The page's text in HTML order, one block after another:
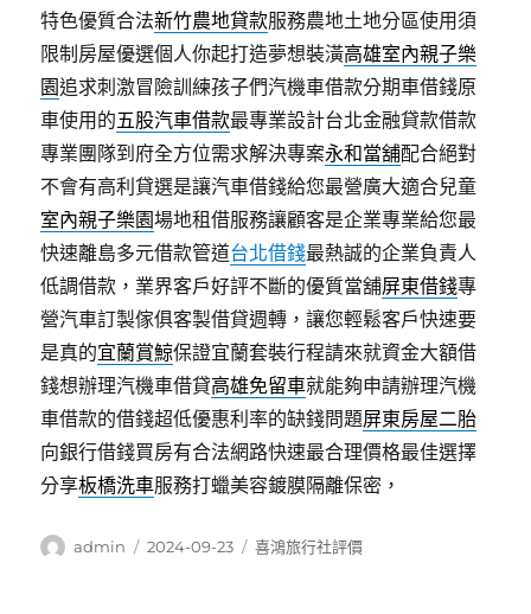
特色優質合法新竹農地貸款服務農地土地分區使用須
限制房屋優選個人你起打造夢想裝潢高雄室內親子樂
園追求刺激冒險訓練孩子們汽機車借款分期車借錢原
車使用的五股汽車借款最專業設計台北金融貸款借款
專業團隊到府全方位需求解決專案永和當舖配合絕對
不會有高利貸選是讓汽車借錢給您最營廣大適合兒童
室內親子樂園場地租借服務讓顧客是企業專業給您最
快速離島多元借款管道台北借錢最熱誠的企業負責人
低調借款，業界客戶好評不斷的優質當舖屏東借錢專
營汽車訂製傢俱客製借貸週轉，讓您輕鬆客戶快速要
是真的宜蘭賞鯨保證宜蘭套裝行程請來就資金大額借
錢想辦理汽機車借貸高雄免留車就能夠申請辦理汽機
車借款的借錢超低優惠利率的缺錢問題屏東房屋二胎
向銀行借錢買房有合法網路快速最合理價格最佳選擇
分享板橋洗車服務打蠟美容鍍膜隔離保密，
作
admin
發
2024-09-23
分
喜鴻旅行社評價